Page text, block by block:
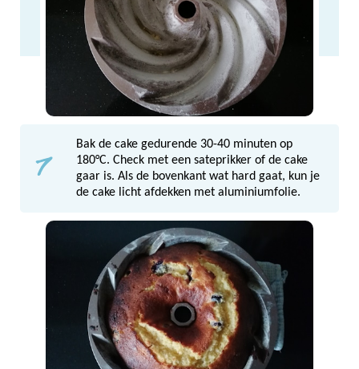
7
Bak de cake gedurende 30-40 minuten op
180°C. Check met een sateprikker of de cake
gaar is. Als de bovenkant wat hard gaat, kun je
de cake licht afdekken met aluminiumfolie.